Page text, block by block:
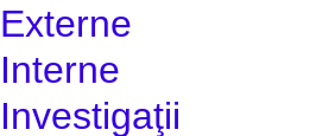
Externe
Interne
Investigaţii